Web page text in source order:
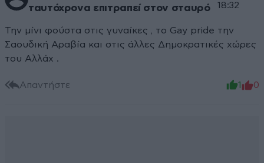
ταυτόχρονα επιτραπεί στον σταυρό
18:32
Την μίνι φούστα στις γυναίκες , το Gay pride την
Σαουδική Αραβία και στις άλλες Δημοκρατικές χώρες
του Αλλάχ .
Απαντήστε 1 0